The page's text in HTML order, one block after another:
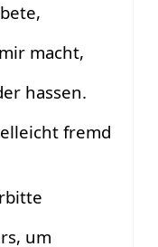
macht,
hassen.
fremd
um